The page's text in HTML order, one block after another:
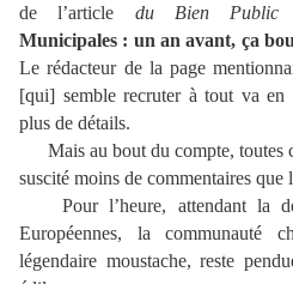
de l’article du Bien Public
Municipales : un an avant, ça
Le rédacteur de la page
[qui] semble recruter à tout va en
plus de détails.
Mais au bout du compte, toutes
suscité moins de commentaires
Pour l’heure, attendant la
Européennes, la communauté
légendaire moustache, reste